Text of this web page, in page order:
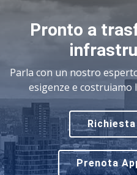
Pronto a
Parla con un nostro
esigenze e costruiamo
Prenota